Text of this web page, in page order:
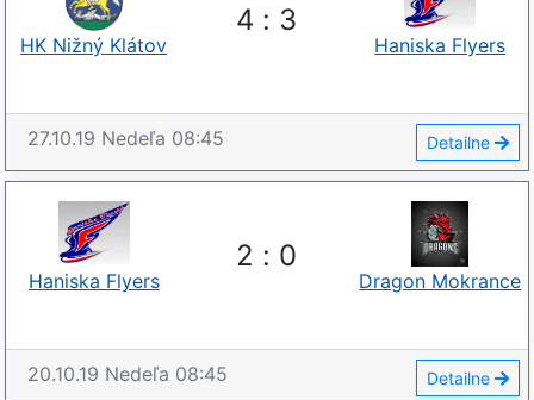
4 : 3
HK Nižný Klátov Haniska Flyers
27.10.19 Nedeľa 08:45 Detailne
2 : 0
Haniska Flyers Dragon Mokrance
20.10.19 Nedeľa 08:45 Detailne